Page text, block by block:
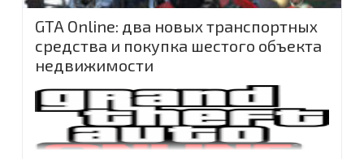
GTA Online: два новых транспортных
средства и покупка шестого объекта
недвижимости